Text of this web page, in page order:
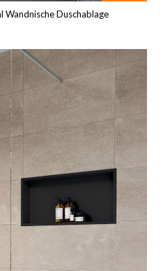
Wandnische Duschablage